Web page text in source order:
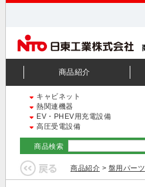
商品紹介
キャビネット
熱関連機器
EV・PHEV用充電設備
高圧受電設備
商品検索
商品紹介 > 盤用パーツ